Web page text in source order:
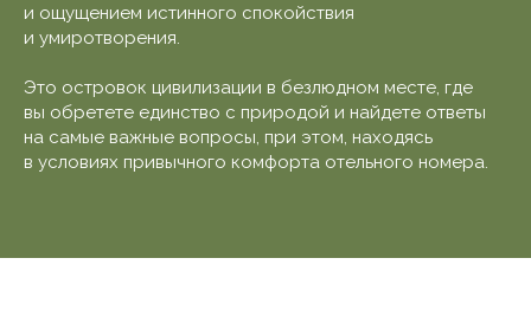
и ощущением истинного спокойствия
и умиротворения.
Это островок цивилизации в безлюдном месте, где
вы обретете единство с природой и найдете ответы
на самые важные вопросы, при этом, находясь
в условиях привычного комфорта отельного номера.